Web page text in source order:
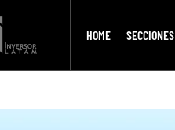
HOME SECCIONES